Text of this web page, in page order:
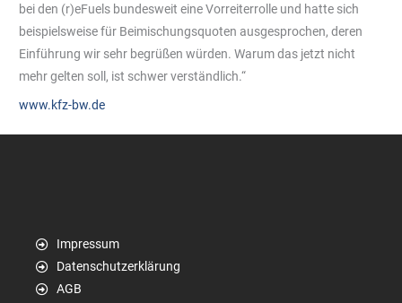
bei den (r)eFuels bundesweit eine Vorreiterrolle und hatte sich
beispielsweise für Beimischungsquoten ausgesprochen, deren
Einführung wir sehr begrüßen würden. Warum das jetzt nicht
mehr gelten soll, ist schwer verständlich.“
www.kfz-bw.de
Impressum
Datenschutzerklärung
AGB